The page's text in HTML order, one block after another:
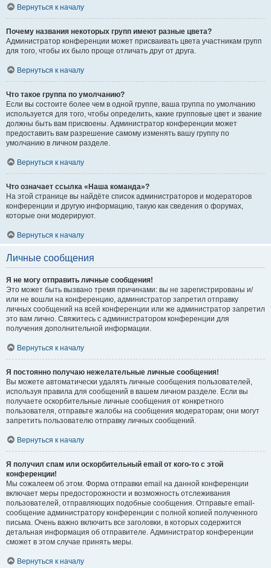
Вернуться к началу
Почему названия некоторых групп имеют разные цвета?
Администратор конференции может присваивать цвета участникам групп
для того, чтобы их было проще отличать друг от друга.
Вернуться к началу
Что такое группа по умолчанию?
Если вы состоите более чем в одной группе, ваша группа по умолчанию
используется для того, чтобы определить, какие групповые цвет и звание
должны быть вам присвоены. Администратор конференции может
предоставить вам разрешение самому изменять вашу группу по
умолчанию в личном разделе.
Вернуться к началу
Что означает ссылка «Наша команда»?
На этой странице вы найдёте список администраторов и модераторов
конференции и другую информацию, такую как сведения о форумах,
которые они модерируют.
Вернуться к началу
Личные сообщения
Я не могу отправить личные сообщения!
Это может быть вызвано тремя причинами: вы не зарегистрированы и/
или не вошли на конференцию, администратор запретил отправку
личных сообщений на всей конференции или же администратор запретил
это вам лично. Свяжитесь с администратором конференции для
получения дополнительной информации.
Вернуться к началу
Я постоянно получаю нежелательные личные сообщения!
Вы можете автоматически удалять личные сообщения пользователей,
используя правила для сообщений в вашем личном разделе. Если вы
получаете оскорбительные личные сообщения от конкретного
пользователя, отправьте жалобы на сообщения модераторам; они могут
запретить пользователю отправку личных сообщений.
Вернуться к началу
Я получил спам или оскорбительный email от кого-то с этой
конференции!
Мы сожалеем об этом. Форма отправки email на данной конференции
включает меры предосторожности и возможность отслеживания
пользователей, отправляющих подобные сообщения. Отправьте email-
сообщение администратору конференции с полной копией полученного
письма. Очень важно включить все заголовки, в которых содержится
детальная информация об отправителе. Администратор конференции
сможет в этом случае принять меры.
Вернуться к началу